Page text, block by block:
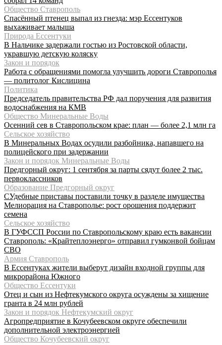
Общество Ставрополь
Спасённый птенец выпал из гнезда: мэр Ессентуков
выхаживает малыша
Природа Ессентуки
В Нальчике задержали гостью из Ростовской области,
укравшую детскую коляску
Закон и порядок
Работа с обращениями помогла улучшить дороги Ставрополья
— политолог Кислицина
Политика
Председатель правительства РФ дал поручения для развития
водоснабжения на КМВ
Общество Минеральные Воды
Осенний сев в Ставропольском крае: план — более 2,1 млн га
Сельское хозяйство
В Минеральных Водах осудили разбойника, напавшего на
полицейского при задержании
Закон и порядок Минеральные Воды
Предгорный округ: 1 сентября за парты сядут более 2 тыс.
первоклассников
Образование Предгорный округ
СУдебные приставы поставили точку в разделе имущества
Мелиорация на Ставрополье: рост орошения поддержит
семена
Сельское хозяйство
В ГУФССП России по Ставропольскому краю есть вакансии
Ставрополь: «Крайтеплоэнерго» отправил гумконвой бойцам
СВО
Армия Ставрополь
В Ессентуках жители выберут дизайн входной группы для
микрорайона Южного
Общество Ессентуки
Отец и сын из Нефтекумского округа осуждены за хищение
гранта в 24 млн рублей
Закон и порядок Нефтекумский округ
Агропредприятие в Кочубеевском округе обеспечили
дополнительной электроэнергией
Общество Кочубеевский округ